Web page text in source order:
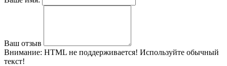
Ваш отзыв
Внимание: HTML не поддерживается! Используйте обычный
текст!